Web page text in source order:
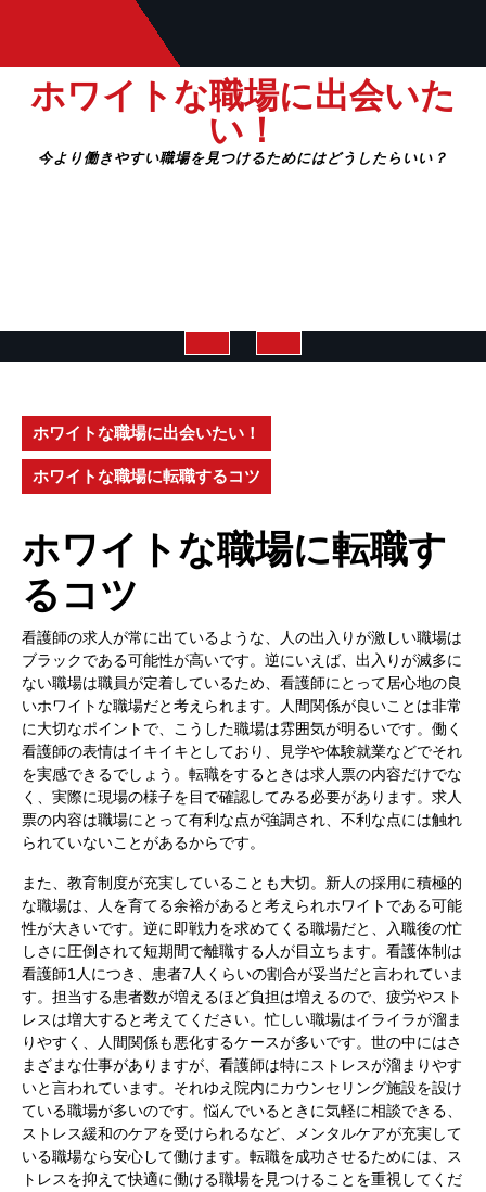
ホワイトな職場に出会いた
い！
今より働きやすい職場を見つけるためにはどうしたらいい？
Button
ホワイトな職場に出会いたい！
ホワイトな職場に転職するコツ
ホワイトな職場に転職す
るコツ
看護師の求人が常に出ているような、人の出入りが激しい職場は
ブラックである可能性が高いです。逆にいえば、出入りが滅多に
ない職場は職員が定着しているため、看護師にとって居心地の良
いホワイトな職場だと考えられます。人間関係が良いことは非常
に大切なポイントで、こうした職場は雰囲気が明るいです。働く
看護師の表情はイキイキとしており、見学や体験就業などでそれ
を実感できるでしょう。転職をするときは求人票の内容だけでな
く、実際に現場の様子を目で確認してみる必要があります。求人
票の内容は職場にとって有利な点が強調され、不利な点には触れ
られていないことがあるからです。
また、教育制度が充実していることも大切。新人の採用に積極的
な職場は、人を育てる余裕があると考えられホワイトである可能
性が大きいです。逆に即戦力を求めてくる職場だと、入職後の忙
しさに圧倒されて短期間で離職する人が目立ちます。看護体制は
看護師1人につき、患者7人くらいの割合が妥当だと言われていま
す。担当する患者数が増えるほど負担は増えるので、疲労やスト
レスは増大すると考えてください。忙しい職場はイライラが溜ま
りやすく、人間関係も悪化するケースが多いです。世の中にはさ
まざまな仕事がありますが、看護師は特にストレスが溜まりやす
いと言われています。それゆえ院内にカウンセリング施設を設け
ている職場が多いのです。悩んでいるときに気軽に相談できる、
ストレス緩和のケアを受けられるなど、メンタルケアが充実して
いる職場なら安心して働けます。転職を成功させるためには、ス
トレスを抑えて快適に働ける職場を見つけることを重視してくだ